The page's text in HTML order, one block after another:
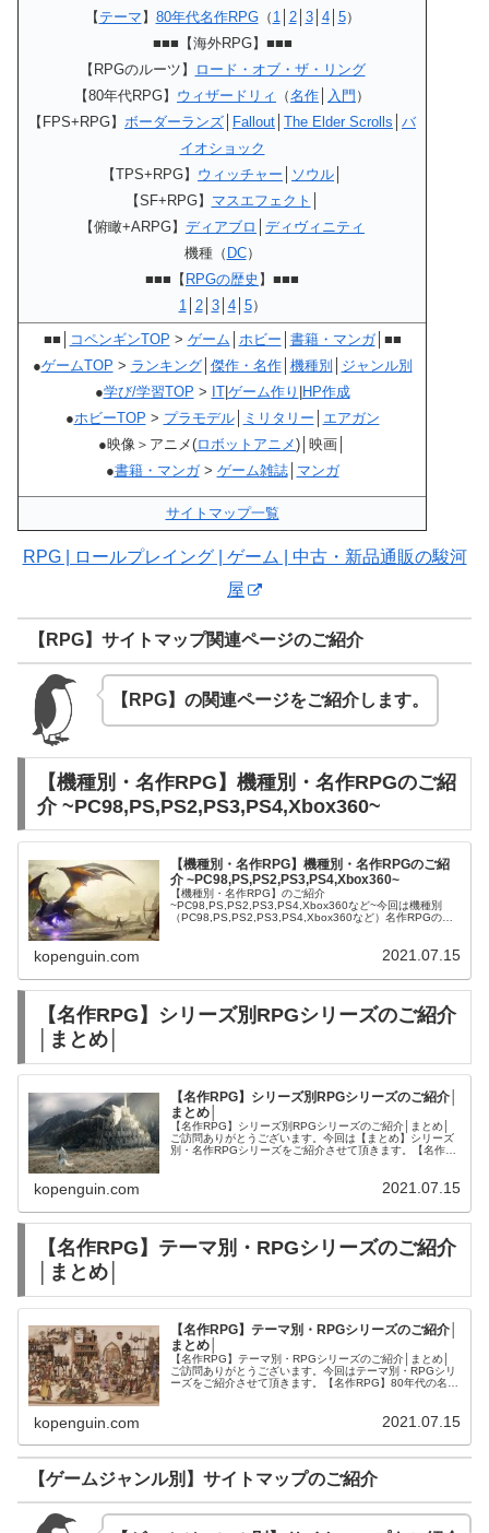
【テーマ】 80年代名作RPG（ 1 2│ 3│ 4│ 5）
■■■【海外RPG】■■■
【RPGのルーツ】
ロード・オブ・ザ・リング
【80年代RPG】 ウィザードリィ （名作 入門 ）
【FPS+RPG】 ボーダーランズ Fallout The Elder Scrolls バ
イオショック
【TPS+RPG】 ウィッチャー ソウル
【SF+RPG】 マスエフェクト
【俯瞰+ARPG】 ディアブロ
ディヴィニティ
機種（ DC）
■■■【RPGの歴史 】■■■
1
2│ 3│ 4│ 5）
■■│ コペンギンTOP > ゲーム ホビー 書籍・マンガ│■■
●ゲームTOP > ランキング│ 傑作・名作│ 機種別
ジャンル別
●学び/学習TOP > IT|ゲーム作り |HP作成
●ホビーTOP > プラモデル│ ミリタリー
エアガン
●映像＞アニメ(ロボットアニメ)│映画│
●書籍・マンガ> ゲーム雑誌│ マンガ
サイトマップ一覧
RPG | ロールプレイング | ゲーム | 中古・新品通販の駿河
屋
【RPG】サイトマップ関連ページのご紹介
【RPG】の関連ページをご紹介します。
【機種別・名作RPG】機種別・名作RPGのご紹
介 ~PC98,PS,PS2,PS3,PS4,Xbox360~
【機種別・名作RPG】機種別・名作RPGのご紹
介 ~PC98,PS,PS2,PS3,PS4,Xbox360~
【機種別・名作RPG】のご紹介
~PC98,PS,PS2,PS3,PS4,Xbox360など~今回は機種別
（PC98,PS,PS2,PS3,PS4,Xbox360など）名作RPGのご
kopenguin.com 2021.07.15
【名作RPG】シリーズ別RPGシリーズのご紹介
│まとめ│
【名作RPG】シリーズ別RPGシリーズのご紹介│
まとめ│
【名作RPG】シリーズ別RPGシリーズのご紹介│まとめ│
ご訪問ありがとうございます。今回は【まとめ】シリーズ
別・名作RPGシリーズをご紹介させて頂きます。【名作
kopenguin.com 2021.07.15
【名作RPG】テーマ別・RPGシリーズのご紹介
│まとめ│
【名作RPG】テーマ別・RPGシリーズのご紹介│
まとめ│
【名作RPG】テーマ別・RPGシリーズのご紹介│まとめ│
ご訪問ありがとうございます。今回はテーマ別・RPGシリ
ーズをご紹介させて頂きます。【名作RPG】80年代の名作
kopenguin.com 2021.07.15
【ゲームジャンル別】サイトマップのご紹介